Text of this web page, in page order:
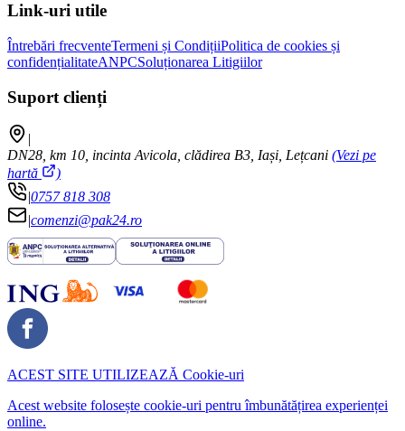
Link-uri utile
Întrebări frecventeTermeni și CondițiiPolitica de cookies și
confidențialitateANPCSoluționarea Litigiilor
Suport clienți
|
DN28, km 10, incinta Avicola, clădirea B3, Iași, Lețcani (Vezi pe
hartă
)
|0757 818 308
|comenzi@pak24.ro
ACEST SITE UTILIZEAZĂ Cookie-uri
Acest website folosește cookie-uri pentru îmbunătățirea experienței
online.